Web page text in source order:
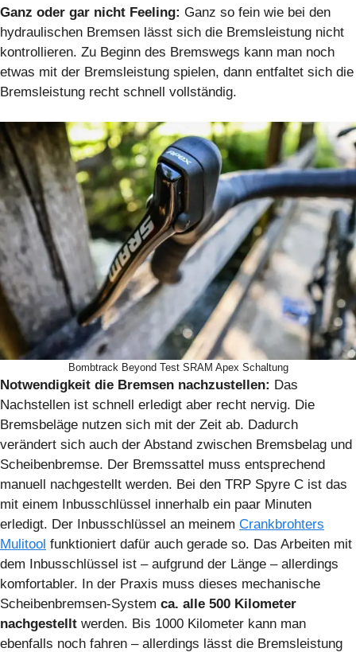
Ganz oder gar nicht Feeling: Ganz so fein wie bei den
hydraulischen Bremsen lässt sich die Bremsleistung nicht
kontrollieren. Zu Beginn des Bremswegs kann man noch
etwas mit der Bremsleistung spielen, dann entfaltet sich die
Bremsleistung recht schnell vollständig.
Bombtrack Beyond Test SRAM Apex Schaltung
Notwendigkeit die Bremsen nachzustellen: Das
Nachstellen ist schnell erledigt aber recht nervig. Die
Bremsbeläge nutzen sich mit der Zeit ab. Dadurch
verändert sich auch der Abstand zwischen Bremsbelag und
Scheibenbremse. Der Bremssattel muss entsprechend
manuell nachgestellt werden. Bei den TRP Spyre C ist das
mit einem Inbusschlüssel innerhalb ein paar Minuten
erledigt. Der Inbusschlüssel an meinem Crankbrohters
Mulitool funktioniert dafür auch gerade so. Das Arbeiten mit
dem Inbusschlüssel ist – aufgrund der Länge – allerdings
komfortabler. In der Praxis muss dieses mechanische
Scheibenbremsen-System ca. alle 500 Kilometer
nachgestellt werden. Bis 1000 Kilometer kann man
ebenfalls noch fahren – allerdings lässt die Bremsleistung